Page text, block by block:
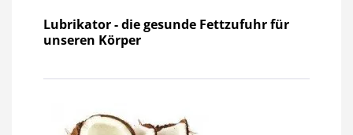
Lubrikator - die gesunde Fettzufuhr für
unseren Körper